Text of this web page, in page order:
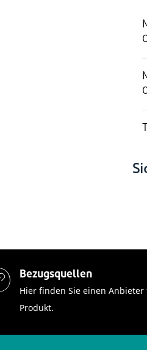
Bezugsquellen
Hier finden Sie einen Anbieter
Produkt.